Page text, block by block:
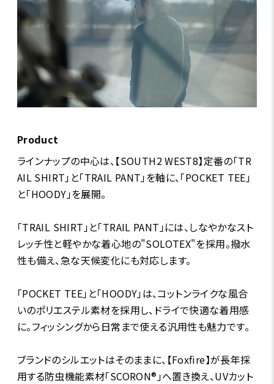
Product
ラインナップの中心は、【SOUTH2 WEST8】定番の「TR
AIL SHIRT」と「TRAIL PANT」を軸に、「POCKET TEE」
と「HOODY」を展開。
「TRAIL SHIRT」と「TRAIL PANT」には、しなやかなスト
レッチ性と軽やかな着心地の"SOLOTEX"を採用。撥水
性も備え、急な天候変化にも対応します。
「POCKET TEE」と「HOODY」は、コットンライクな風合
いのポリエステル素材を採用し、ドライで快適な着用感
に。フィッシングから日常まで使える汎用性も魅力です。
ブランドのシルエットはそのままに、【Foxfire】が長年採
用する防虫機能素材「SCORON®」へ置き換え、UVカット